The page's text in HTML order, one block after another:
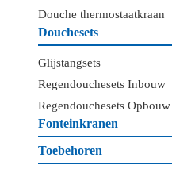
Douche thermostaatkraan
Douchesets
Glijstangsets
Regendouchesets Inbouw
Regendouchesets Opbouw
Fonteinkranen
Toebehoren